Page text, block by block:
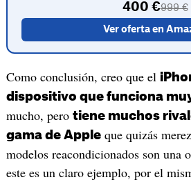
400 €999 €
Ver oferta en
Como conclusión, creo que el
dispositivo que funciona
mucho, pero tiene muchos
gama de Appleque quizás
modelos reacondicionados son una
este es un claro ejemplo, por el